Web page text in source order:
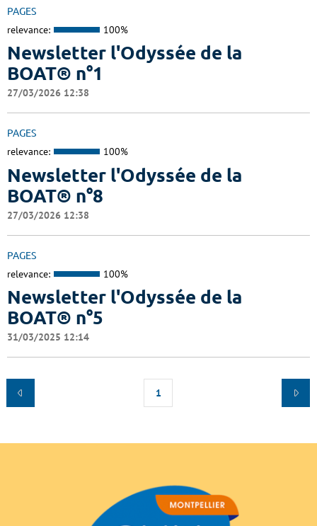
PAGES
relevance: 100%
Newsletter l'Odyssée de la
BOAT® n°1
27/03/2026 12:38
PAGES
relevance: 100%
Newsletter l'Odyssée de la
BOAT® n°8
27/03/2026 12:38
PAGES
relevance: 100%
Newsletter l'Odyssée de la
BOAT® n°5
31/03/2025 12:14
1